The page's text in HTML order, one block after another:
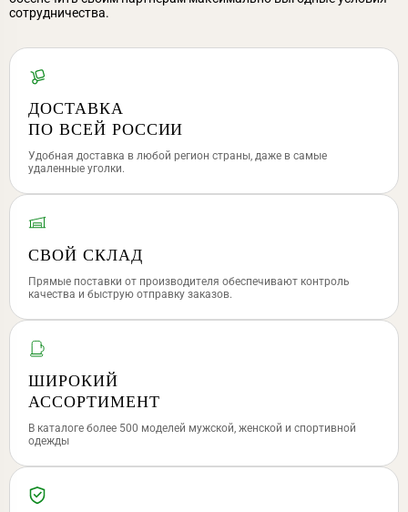
сотрудничества.
ДОСТАВКА
ПО ВСЕЙ РОССИИ
Удобная доставка в любой регион страны, даже в самые
удаленные уголки.
СВОЙ СКЛАД
Прямые поставки от производителя обеспечивают контроль
качества и быструю отправку заказов.
ШИРОКИЙ
АССОРТИМЕНТ
В каталоге более 500 моделей мужской, женской и спортивной
одежды